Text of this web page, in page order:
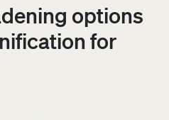
options
for